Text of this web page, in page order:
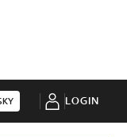
LOGIN